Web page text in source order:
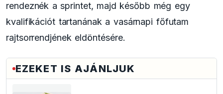
rendeznék a sprintet, majd később még egy
kvalifikációt tartanának a vasárnapi főfutam
rajtsorrendjének eldöntésére.
EZEKET IS AJÁNLJUK